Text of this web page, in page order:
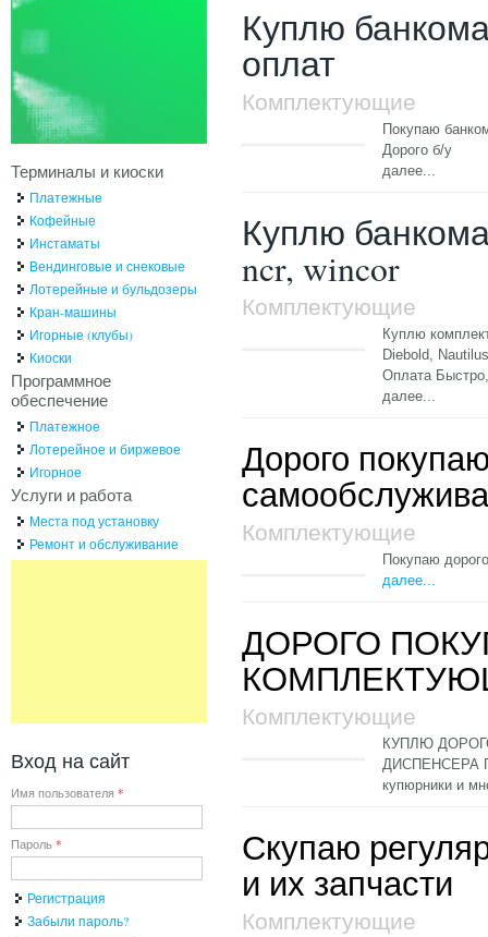
Куплю
оплат
Комплектующие
Покупаю
Дорого б/у
далее...
Куплю
ncr, wincor
Комплектующие
Куплю
Diebold,
Оплата
далее...
Дорого
Комплектующие
Покупаю
далее...
ДОРОГО
Комплектующие
КУПЛЮ
ДИСПЕНСЕРА
купюрники и
Скупаю
и их запчасти
Комплектующие
Терминалы и киоски
Платежные
Кофейные
Инстаматы
Вендинговые и снековые
Лотерейные и бульдозеры
Кран-машины
Игорные (клубы)
Киоски
Программное
обеспечение
Платежное
Лотерейное и биржевое
Игорное
Услуги и работа
Места под установку
Ремонт и обслуживание
Вход на сайт
Имя пользователя *
Пароль *
Регистрация
Забыли пароль?